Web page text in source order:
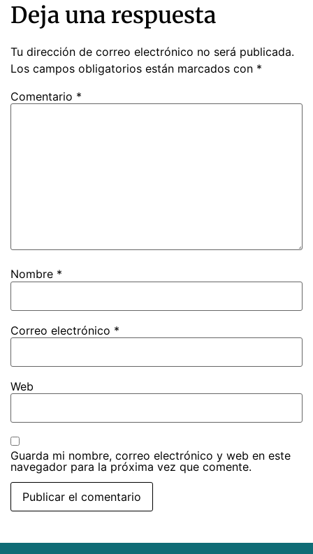
Deja una respuesta
Tu dirección de correo electrónico no será publicada.
Los campos obligatorios están marcados con *
Comentario *
Nombre *
Correo electrónico *
Web
Guarda mi nombre, correo electrónico y web en este
navegador para la próxima vez que comente.